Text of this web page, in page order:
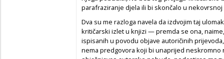
parafraziranje djela ili bi skončalo u nekovrsnoj
Dva su me razloga navela da izdvojim taj
kritičarski izlet u knjizi — premda se ona,
ispisanih u povodu objave autoričinih
nema predgovora koji bi unaprijed